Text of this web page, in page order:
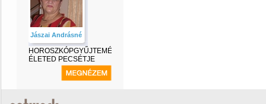
Jászai Andrásné
HOROSZKÓPGYŰJTEMÉNY-
ÉLETED PECSÉTJE